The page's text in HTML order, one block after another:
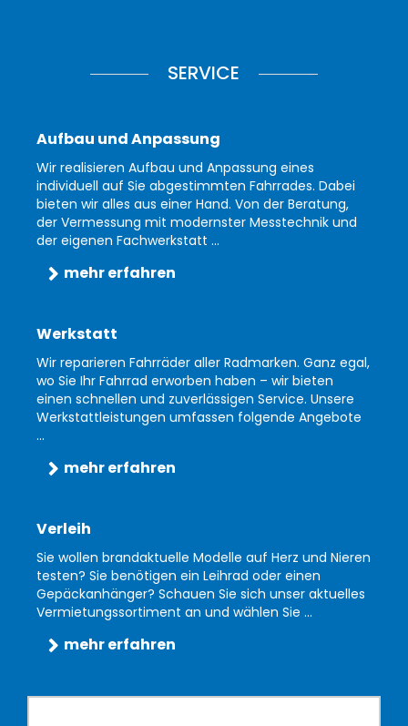
SERVICE
Aufbau und Anpassung
Wir realisieren Aufbau und Anpassung eines
individuell auf Sie abgestimmten Fahrrades. Dabei
bieten wir alles aus einer Hand. Von der Beratung,
der Vermessung mit modernster Messtechnik und
der eigenen Fachwerkstatt ...
mehr erfahren
Werkstatt
Wir reparieren Fahrräder aller Radmarken. Ganz egal,
wo Sie Ihr Fahrrad erworben haben – wir bieten
einen schnellen und zuverlässigen Service. Unsere
Werkstattleistungen umfassen folgende Angebote
...
mehr erfahren
Verleih
Sie wollen brandaktuelle Modelle auf Herz und Nieren
testen? Sie benötigen ein Leihrad oder einen
Gepäckanhänger? Schauen Sie sich unser aktuelles
Vermietungssortiment an und wählen Sie ...
mehr erfahren